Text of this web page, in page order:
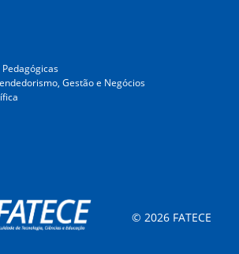
Gestão e Negócios
© 2026 FATECE